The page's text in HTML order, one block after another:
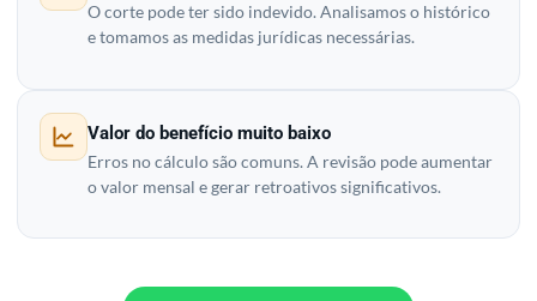
O corte pode ter sido indevido. Analisamos o histórico
e tomamos as medidas jurídicas necessárias.
Valor do benefício muito baixo
Erros no cálculo são comuns. A revisão pode aumentar
o valor mensal e gerar retroativos significativos.